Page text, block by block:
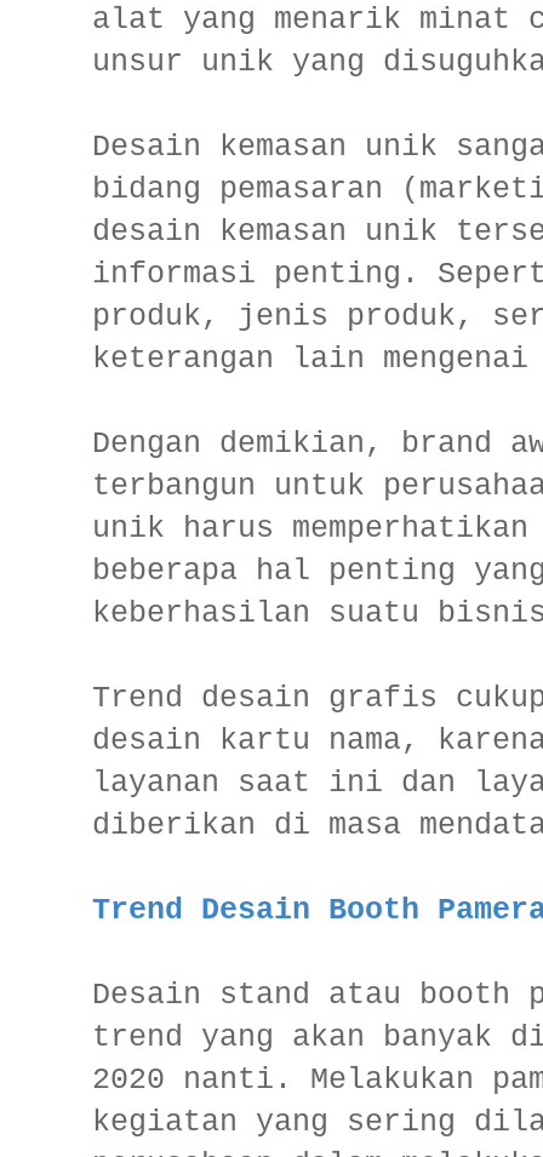
alat yang menarik minat
unsur unik yang
Desain kemasan unik
bidang pemasaran
desain kemasan unik
informasi penting.
produk, jenis produk,
keterangan lain
Dengan demikian, brand
terbangun untuk
unik harus memperhatikan
beberapa hal penting
keberhasilan suatu
Trend desain grafis cukup
desain kartu nama,
layanan saat ini dan
diberikan di masa
Trend Desain Booth
Desain stand atau booth
trend yang akan banyak
2020 nanti. Melakukan
kegiatan yang sering